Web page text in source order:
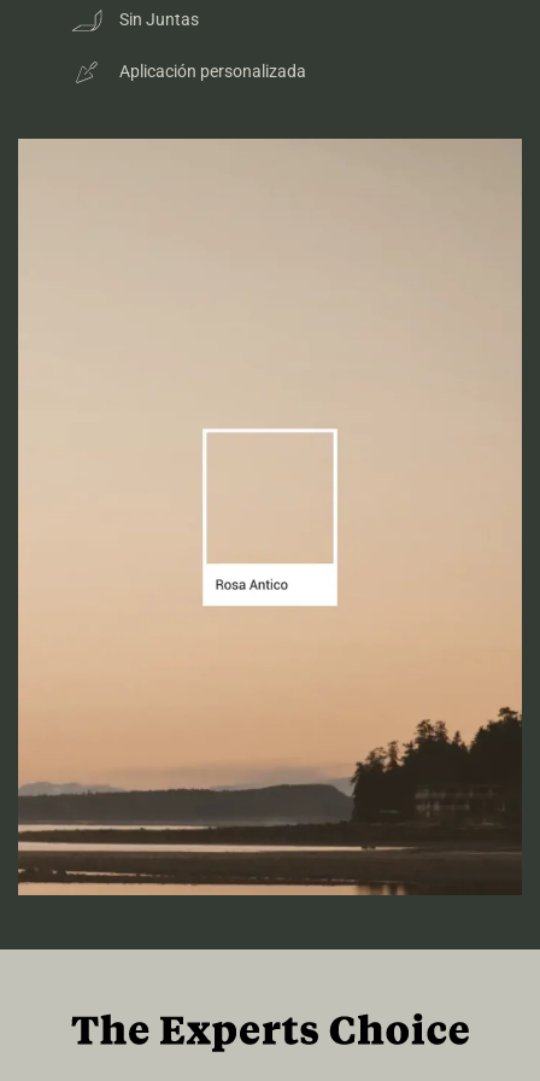
Sin Juntas
Aplicación personalizada